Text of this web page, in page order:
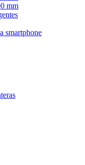
mm
smartphone